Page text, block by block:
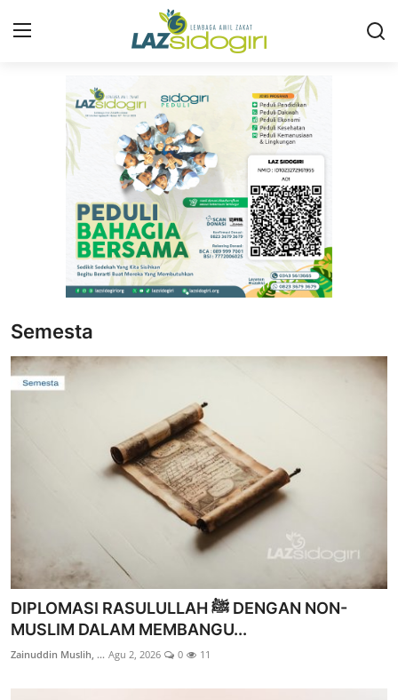
Masuk Daftar
Konsultasi ZIS
Publikasi
Donasi
Semesta
DIPLOMASI RASULULLAH ﷺ DENGAN NON-
MUSLIM DALAM MEMBANGU...
Zainuddin Muslih, ... Agu 2, 2026 0 11